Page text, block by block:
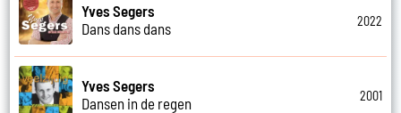
Yves Segers
Dans dans dans
2022
Yves Segers
Dansen in de regen
2001